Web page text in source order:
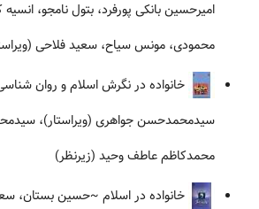
امیرحسین بانکی پورفرد، بتول نامجو،
محمودی، مونس سیاح، سعید فلاحی
خانواده در نگرش اسلام و روان
سیدمحمدحسن جواهری (ویراستار)،
محمدکاظم عاطف وحید (زیرنظر)
خانواده در اسلام ~حسین بستان،